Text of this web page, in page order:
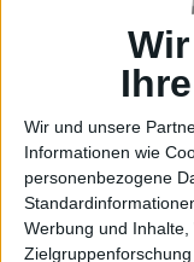
Wir und unsere
Informationen wie
personenbezogene
Werbung und Inhalte,
in